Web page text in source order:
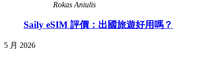
Rokas Aniulis
Saily eSIM 評價：出國旅遊好用嗎？
5 月 2026